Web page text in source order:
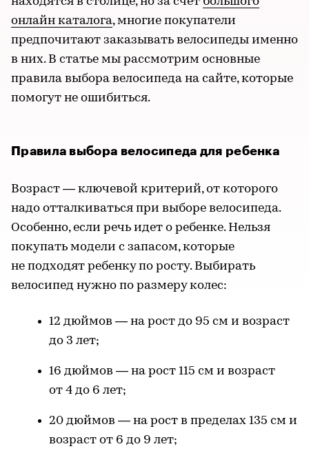
онлайн каталога, многие покупатели
предпочитают заказывать велосипеды именно
в них. В статье мы рассмотрим основные
правила выбора велосипеда на сайте, которые
помогут не ошибиться.
Правила выбора велосипеда для ребенка
Возраст — ключевой критерий, от которого
надо отталкиваться при выборе велосипеда.
Особенно, если речь идет о ребенке. Нельзя
покупать модели с запасом, которые
не подходят ребенку по росту. Выбирать
велосипед нужно по размеру колес:
12 дюймов — на рост до 95 см и возраст
до 3 лет;
16 дюймов — на рост 115 см и возраст
от 4 до 6 лет;
20 дюймов — на рост в пределах 135 см и
возраст от 6 до 9 лет;